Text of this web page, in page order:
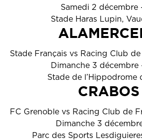
Samedi 2 décembre
Stade Haras Lupin,
Stade Français vs Racing Club
Dimanche 3 décembre
Stade de l’Hippodrome
CRABOS
FC Grenoble vs Racing Club de
Dimanche 3
Parc des Sports